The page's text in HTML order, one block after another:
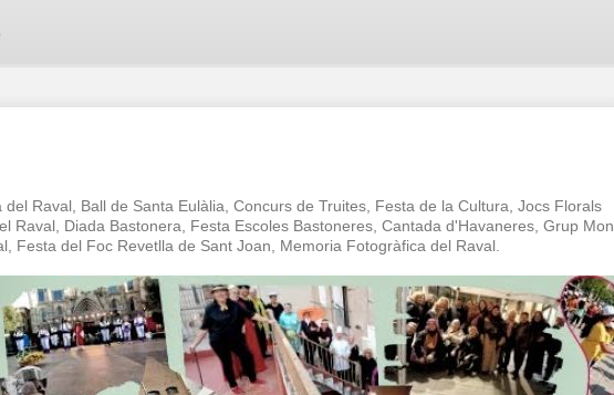
del Raval, Ball de Santa Eulàlia, Concurs de Truites, Festa de la Cultura, Jocs Florals
Raval, Diada Bastonera, Festa Escoles Bastoneres, Cantada d'Havaneres, Grup Mon
Festa del Foc Revetlla de Sant Joan, Memoria Fotogràfica del Raval.